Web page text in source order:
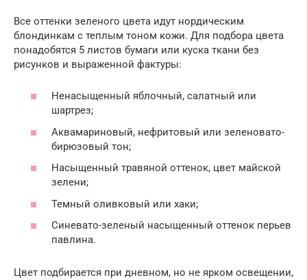
Все оттенки зеленого цвета идут нордическим
блондинкам с теплым тоном кожи. Для подбора цвета
понадобятся 5 листов бумаги или куска ткани без
рисунков и выраженной фактуры:
Ненасыщенный яблочный, салатный или
шартрез;
Аквамариновый, нефритовый или зеленовато-
бирюзовый тон;
Насыщенный травяной оттенок, цвет майской
зелени;
Темный оливковый или хаки;
Синевато-зеленый насыщенный оттенок перьев
павлина.
Цвет подбирается при дневном, но не ярком освещении,